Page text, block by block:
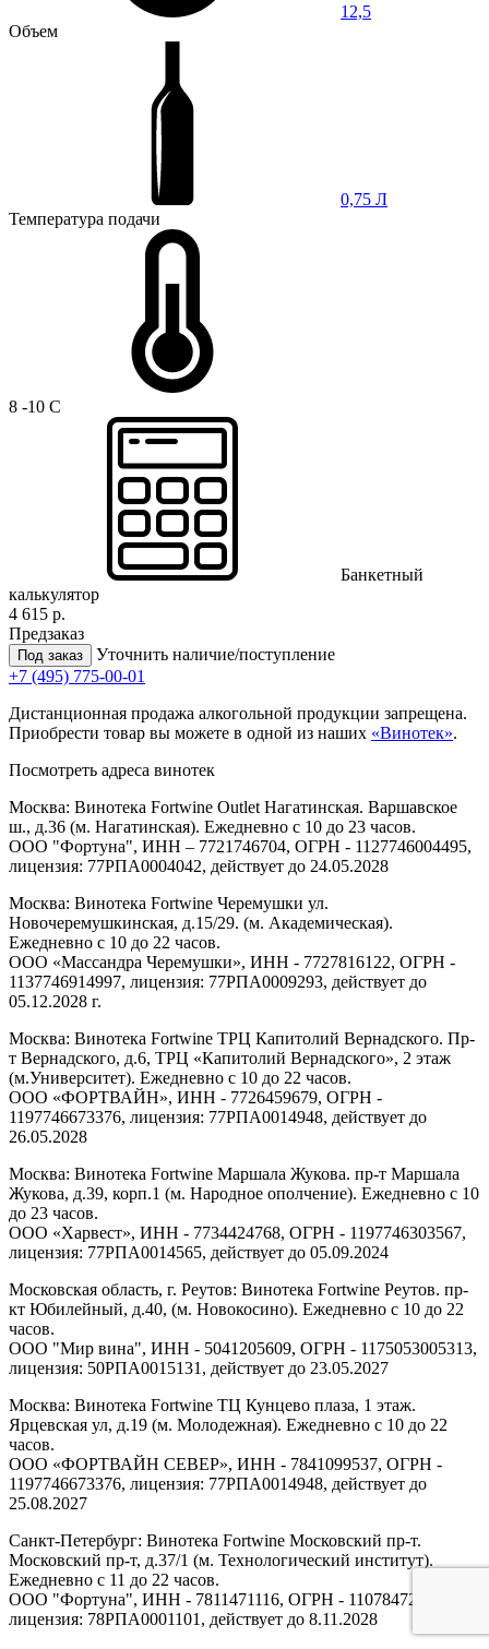
12,5
Объем
0,75 Л
Температура подачи
8 -10 C
Банкетный
калькулятор
4 615 р.
Предзаказ
Под заказ
Уточнить наличие/поступление
+7 (495) 775-00-01
Дистанционная продажа алкогольной продукции запрещена.
Приобрести товар вы можете в одной из наших «Винотек».
Посмотреть адреса винотек
Москва: Винотека Fortwine Outlet Нагатинская. Варшавское
ш., д.36 (м. Нагатинская). Ежедневно с 10 до 23 часов.
ООО "Фортуна", ИНН – 7721746704, ОГРН - 1127746004495,
лицензия: 77РПА0004042, действует до 24.05.2028
Москва: Винотека Fortwine Черемушки ул.
Новочеремушкинская, д.15/29. (м. Академическая).
Ежедневно с 10 до 22 часов.
ООО «Массандра Черемушки», ИНН - 7727816122, ОГРН -
1137746914997, лицензия: 77РПА0009293, действует до
05.12.2028 г.
Москва: Винотека Fortwine ТРЦ Капитолий Вернадского. Пр-
т Вернадского, д.6, ТРЦ «Капитолий Вернадского», 2 этаж
(м.Университет). Ежедневно с 10 до 22 часов.
ООО «ФОРТВАЙН», ИНН - 7726459679, ОГРН -
1197746673376, лицензия: 77РПА0014948, действует до
26.05.2028
Москва: Винотека Fortwine Маршала Жукова. пр-т Маршала
Жукова, д.39, корп.1 (м. Народное ополчение). Ежедневно с 10
до 23 часов.
ООО «Харвест», ИНН - 7734424768, ОГРН - 1197746303567,
лицензия: 77РПА0014565, действует до 05.09.2024
Московская область, г. Реутов: Винотека Fortwine Реутов. пр-
кт Юбилейный, д.40, (м. Новокосино). Ежедневно с 10 до 22
часов.
ООО "Мир вина", ИНН - 5041205609, ОГРН - 1175053005313,
лицензия: 50РПА0015131, действует до 23.05.2027
Москва: Винотека Fortwine ТЦ Кунцево плаза, 1 этаж.
Ярцевская ул, д.19 (м. Молодежная). Ежедневно с 10 до 22
часов.
ООО «ФОРТВАЙН СЕВЕР», ИНН - 7841099537, ОГРН -
1197746673376, лицензия: 77РПА0014948, действует до
25.08.2027
Санкт-Петербург: Винотека Fortwine Московский пр-т.
Московский пр-т, д.37/1 (м. Технологический институт).
Ежедневно с 11 до 22 часов.
ООО "Фортуна", ИНН - 7811471116, ОГРН - 1107847277438,
лицензия: 78РПА0001101, действует до 8.11.2028